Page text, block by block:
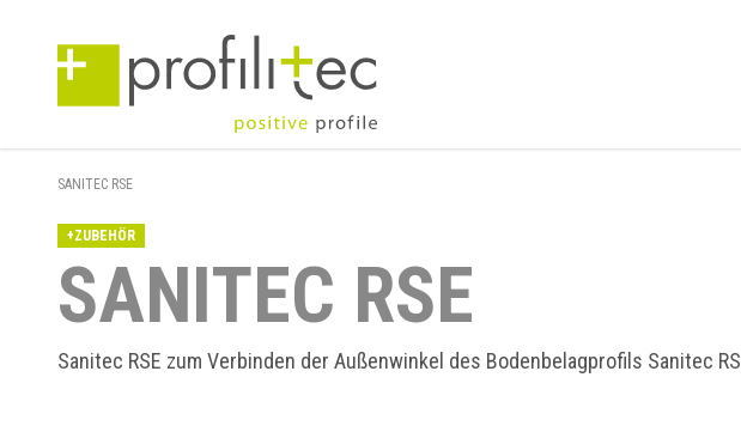
SANITEC RSE
+ZUBEHÖR
SANITEC RSE
Sanitec RSE zum Verbinden der Außenwinkel des Bodenbelagprofils Sanitec RS